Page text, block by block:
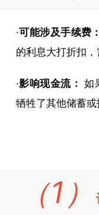
·可能涉及手续费：
的利息大打折扣，
·影响现金流： 如
牺牲了其他储蓄或
（1）